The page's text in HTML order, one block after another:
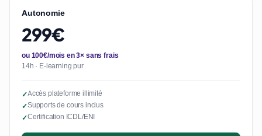
Autonomie
299€
ou 100€/mois en 3× sans frais
14h · E-learning pur
✓Accès plateforme illimité
✓Supports de cours inclus
✓Certification ICDL/ENI